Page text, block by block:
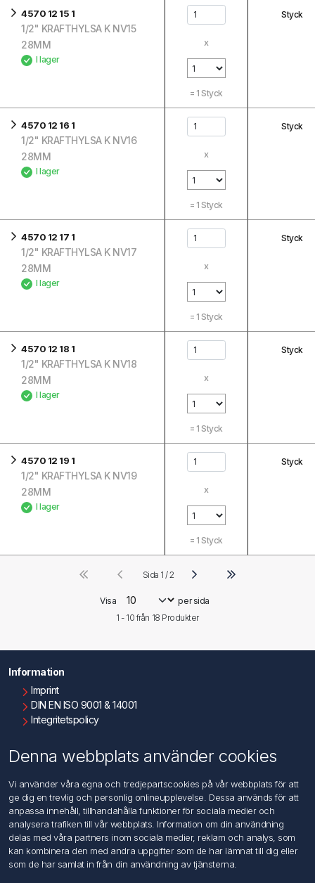
4570 12 15 1
1/2" KRAFTHYLSA K NV15
28MM
I lager
x
= 1 Styck
Styck
4570 12 16 1
1/2" KRAFTHYLSA K NV16
28MM
I lager
x
= 1 Styck
Styck
4570 12 17 1
1/2" KRAFTHYLSA K NV17
28MM
I lager
x
= 1 Styck
Styck
4570 12 18 1
1/2" KRAFTHYLSA K NV18
28MM
I lager
x
= 1 Styck
Styck
4570 12 19 1
1/2" KRAFTHYLSA K NV19
28MM
I lager
x
= 1 Styck
Styck
Visa
per sida
1 - 10 från 18 Produkter
Sida 1 / 2
Information
Imprint
DIN EN ISO 9001 & 14001
Integritetspolicy
Kontakta oss
Kundtjänst
Sök
Mitt konto
Denna webbplats använder cookies
Vi använder våra egna och tredjepartscookies på vår webbplats för att
ge dig en trevlig och personlig onlineupplevelse. Dessa används för att
anpassa innehåll, tillhandahålla funktioner för sociala medier och
analysera trafiken till vår webbplats. Information om din användning
delas med våra partners inom sociala medier, reklam och analys, som
kan kombinera den med andra uppgifter som de har lämnat till dig eller
som de har samlat in från din användning av tjänsterna.